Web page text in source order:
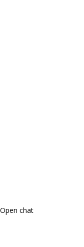
Open chat